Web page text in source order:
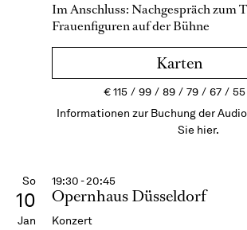
Im Anschluss:Nachgespräch zum
Frauenfiguren auf der Bühne
Karten
€115 99 89 79 67 55
Informationen zur Buchung der
Sie hier.
So
10
Jan
19:30 - 20:45
Opernhaus Düsseldorf
Konzert